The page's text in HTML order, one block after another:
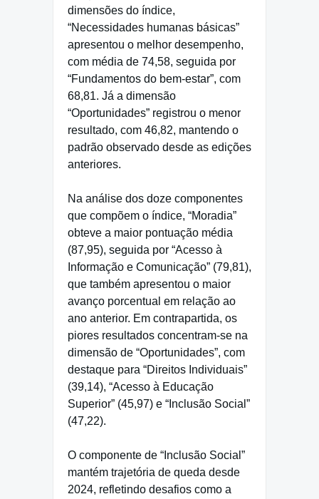
dimensões do índice,
“Necessidades humanas básicas”
apresentou o melhor desempenho,
com média de 74,58, seguida por
“Fundamentos do bem-estar”, com
68,81. Já a dimensão
“Oportunidades” registrou o menor
resultado, com 46,82, mantendo o
padrão observado desde as edições
anteriores.
Na análise dos doze componentes
que compõem o índice, “Moradia”
obteve a maior pontuação média
(87,95), seguida por “Acesso à
Informação e Comunicação” (79,81),
que também apresentou o maior
avanço porcentual em relação ao
ano anterior. Em contrapartida, os
piores resultados concentram-se na
dimensão de “Oportunidades”, com
destaque para “Direitos Individuais”
(39,14), “Acesso à Educação
Superior” (45,97) e “Inclusão Social”
(47,22).
O componente de “Inclusão Social”
mantém trajetória de queda desde
2024, refletindo desafios como a